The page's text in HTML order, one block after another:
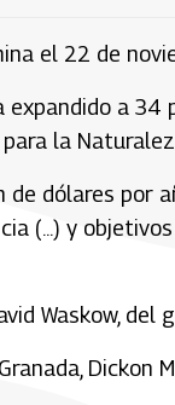
el 22 de
a 34
la
dólares por
(...) y
Waskow, del
Dickon